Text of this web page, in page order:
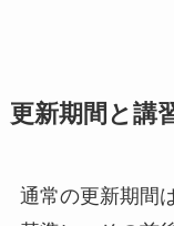
更新期間と講
通常の更新期間